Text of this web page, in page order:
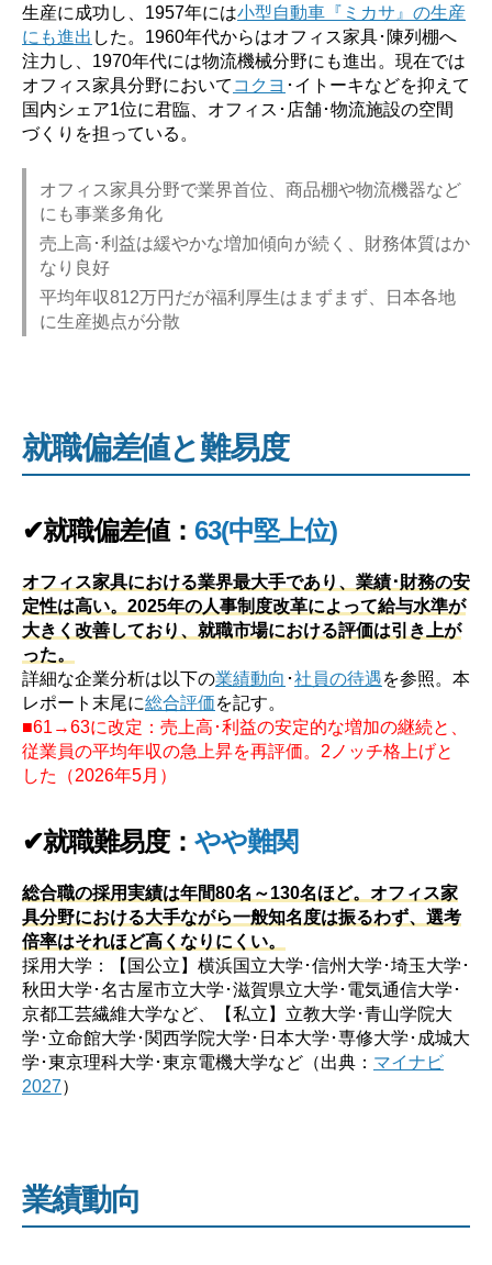
生産に成功し、1957年には小型自動車『ミカサ』の生産
にも進出 した。1960年代からはオフィス家具･陳列棚へ
注力し、1970年代には物流機械分野にも進出。現在では
オフィス家具分野において コクヨ ･イトーキなどを抑えて
国内シェア1位に君臨、オフィス･店舗･物流施設の空間
づくりを担っている。
オフィス家具分野で業界首位、商品棚や物流機器など
にも事業多角化
売上高･利益は緩やかな増加傾向が続く、財務体質はか
なり良好
平均年収812万円だが福利厚生はまずまず、日本各地
に生産拠点が分散
就職偏差値と難易度
✔就職偏差値：63(中堅上位)
オフィス家具における業界最大手であり、業績･財務の安
定性は高い。2025年の人事制度改革によって給与水準が
大きく改善しており、就職市場における評価は引き上が
った。
詳細な企業分析は以下の業績動向 ･社員の待遇を参照。本
レポート末尾に総合評価を記す。
■61→63に改定：売上高･利益の安定的な増加の継続と、
従業員の平均年収の急上昇を再評価。2ノッチ格上げと
した（2026年5月）
✔就職難易度：やや難関
総合職の採用実績は年間80名～130名ほど。オフィス家
具分野における大手ながら一般知名度は振るわず、選考
倍率はそれほど高くなりにくい。
採用大学：【国公立】横浜国立大学･信州大学･埼玉大学･
秋田大学･名古屋市立大学･滋賀県立大学･電気通信大学･
京都工芸繊維大学など、【私立】立教大学･青山学院大
学･立命館大学･関西学院大学･日本大学･専修大学･成城大
学･東京理科大学･東京電機大学など（出典： マイナビ
2027）
業績動向